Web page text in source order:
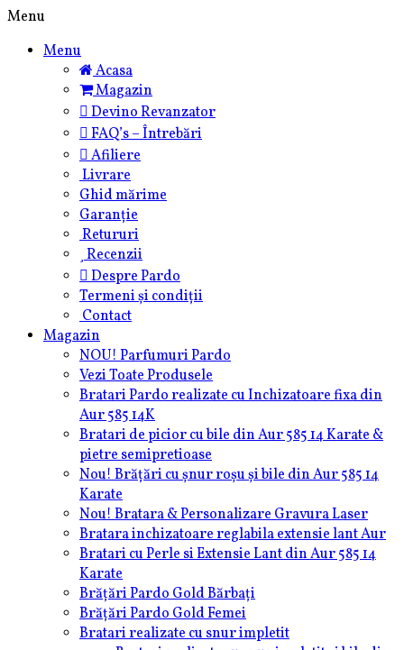
Skip
content
Menu
Menu
Acasa
Magazin
Devino Revanzator
FAQ’s – Întrebări
Afiliere
Livrare
Ghid mărime
Garanție
Retururi
Recenzii
Despre Pardo
Termeni și condiții
Contact
Magazin
NOU! Parfumuri Pardo
Vezi Toate Produsele
Bratari Pardo realizate cu Inchizatoare fixa din
Aur 585 14K
Bratari de picior cu bile din Aur 585 14 Karate &
pietre semipretioase
Nou! Brățări cu șnur roșu și bile din Aur 585 14
Karate
Nou! Bratara & Personalizare Gravura Laser
Bratara inchizatoare reglabila extensie lant Aur
Bratari cu Perle si Extensie Lant din Aur 585 14
Karate
Brățări Pardo Gold Bărbați
Brățări Pardo Gold Femei
Bratari realizate cu snur impletit